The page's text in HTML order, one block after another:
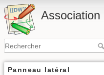
Association
Panneau latéral